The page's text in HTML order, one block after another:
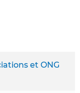
et ONG